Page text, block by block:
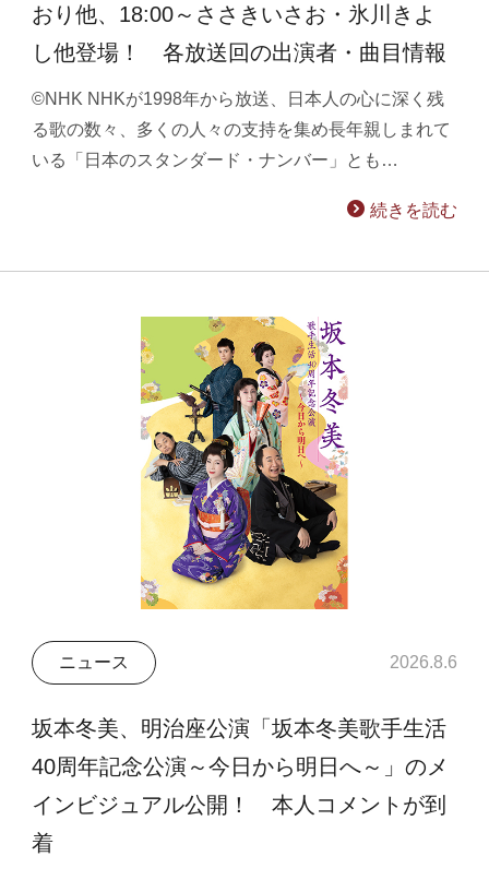
おり他、18:00～ささきいさお・氷川きよ
し他登場！ 各放送回の出演者・曲目情報
©NHK NHKが1998年から放送、日本人の心に深く残
る歌の数々、多くの人々の支持を集め長年親しまれて
いる「日本のスタンダード・ナンバー」とも…
続きを読む
ニュース 2026.8.6
坂本冬美、明治座公演「坂本冬美歌手生活
40周年記念公演～今日から明日へ～」のメ
インビジュアル公開！ 本人コメントが到
着